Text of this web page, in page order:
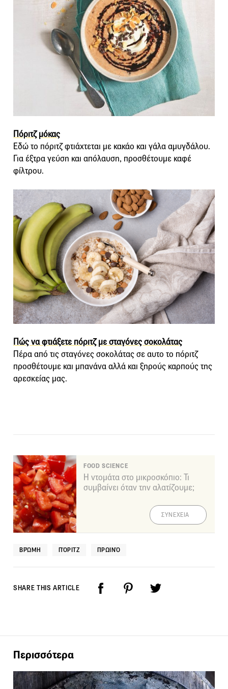
Πόριτζ μόκας
Εδώ το πόριτζ φτιάχτεται με κακάο και γάλα αμυγδάλου.
Για έξτρα γεύση και απόλαυση, προσθέτουμε καφέ
φίλτρου.
Πώς να φτιάξετε πόριτζ με σταγόνες σοκολάτας
Πέρα από τις σταγόνες σοκολάτας σε αυτο το πόριτζ
προσθέτουμε και μπανάνα αλλά και ξηρούς καρπούς της
αρεσκείας μας.
FOOD SCIENCE
Η ντομάτα στο μικροσκόπιο: Τι
συμβαίνει όταν την αλατίζουμε;
ΣΥΝΕΧΕΙΑ
ΒΡΏΜΗ ΠΌΡΙΤΖ ΠΡΩΙΝΌ
SHARE THIS ARTICLE
Περισσότερα